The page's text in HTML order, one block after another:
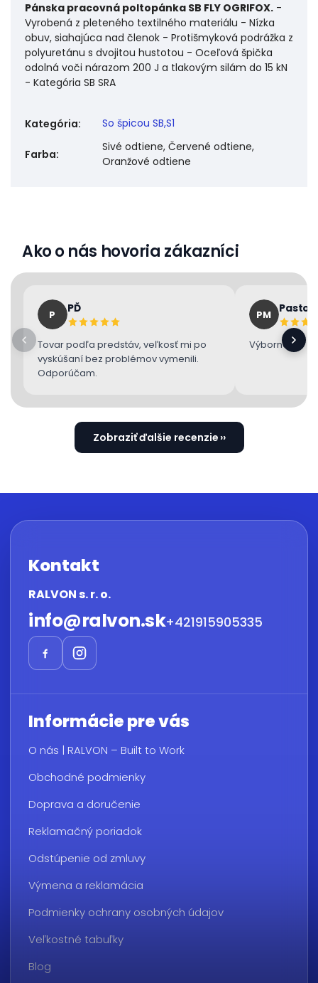
Pánska pracovná poltopánka SB FLY OGRIFOX. -
Vyrobená z pleteného textilného materiálu - Nízka
obuv, siahajúca nad členok - Protišmyková podrážka z
polyuretánu s dvojitou hustotou - Oceľová špička
odolná voči nárazom 200 J a tlakovým silám do 15 kN
- Kategória SB SRA
Kategória: So špicou SB,S1
Farba:
Sivé odtiene, Červené odtiene,
Oranžové odtiene
Ako o nás hovoria zákazníci
P PĎ
Tovar podľa predstáv, veľkosť mi po
vyskúšaní bez problémov vymenili.
Odporúčam.
PM
Výborne 👌
Zobraziť ďalšie recenzie
Kontakt
RALVON s. r. o.
info@ralvon.sk+421915905335
Informácie pre vás
O nás | RALVON – Built to Work
Obchodné podmienky
Doprava a doručenie
Reklamačný poriadok
Odstúpenie od zmluvy
Výmena a reklamácia
Podmienky ochrany osobných údajov
Veľkostné tabuľky
Blog